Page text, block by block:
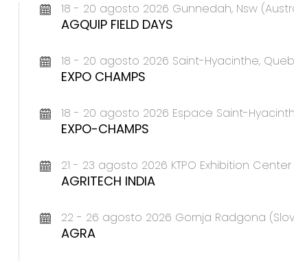
18 - 20 agosto 2026 Gunnedah, Nsw
AGQUIP FIELD DAYS
18 - 20 agosto 2026 Saint-Hyacinthe,
EXPO CHAMPS
18 - 20 agosto 2026 Espace Saint-
EXPO-CHAMPS
21 - 23 agosto 2026 KTPO Exhibition
AGRITECH INDIA
22 - 26 agosto 2026 Gornja Radgona
AGRA